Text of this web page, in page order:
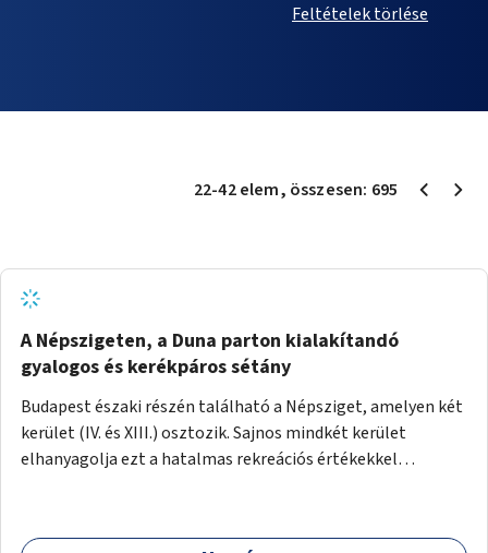
Feltételek törlése
22-42elem, összesen: 695
A Népszigeten, a Duna parton kialakítandó
gyalogos és kerékpáros sétány
Budapest északi részén található a Népsziget, amelyen két
kerület (IV. és XIII.) osztozik. Sajnos mindkét kerület
elhanyagolja ezt a hatalmas rekreációs értékekkel
keresztül érheti el. Innen egy eléggé rossz állapotú